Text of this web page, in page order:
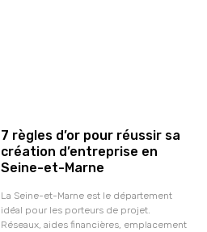
7 règles d’or pour réussir sa
création d’entreprise en
Seine-et-Marne
La Seine-et-Marne est le département
idéal pour les porteurs de projet.
Réseaux, aides financières, emplacement